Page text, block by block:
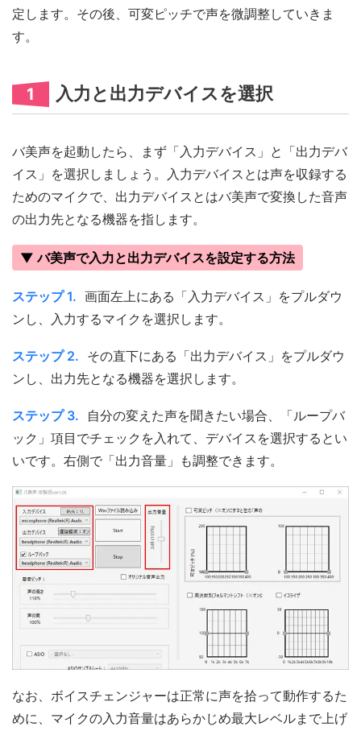
定します。その後、可変ピッチで声を微調整していきま
す。
1 入力と出力デバイスを選択
バ美声を起動したら、まず「入力デバイス」と「出力デバ
イス」を選択しましょう。入力デバイスとは声を収録する
ためのマイクで、出力デバイスとはバ美声で変換した音声
の出力先となる機器を指します。
▼ バ美声で入力と出力デバイスを設定する方法
ステップ 1. 画面左上にある「入力デバイス」をプルダウ
ンし、入力するマイクを選択します。
ステップ 2. その直下にある「出力デバイス」をプルダウ
ンし、出力先となる機器を選択します。
ステップ 3.
自分の変えた声を聞きたい場合、「ループバ
ック」項目でチェックを入れて、デバイスを選択するとい
いです。右側で「出力音量」も調整できます。
なお、ボイスチェンジャーは正常に声を拾って動作するた
めに、マイクの入力音量はあらかじめ最大レベルまで上げ